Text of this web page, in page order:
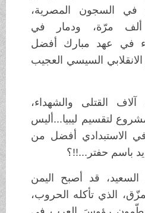
السجون المصرية،
مرّة، ودمار في
في عهد مبارك أفضل
السيسي العجيب
القتلى والشهداء،
لتقسيم ليبيا...أليس
الاستبدادي أفضل من
باسم حفتر...!!؟
قد أصبح اليمن
الذي تأكله الحروب،